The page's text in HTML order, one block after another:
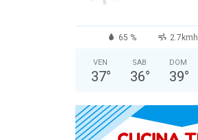
65 % 2.7kmh
VEN
37°
SAB
36°
DOM
39°